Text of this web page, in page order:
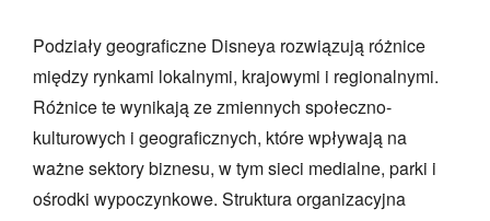
Podziały geograficzne Disneya rozwiązują różnice
między rynkami lokalnymi, krajowymi i regionalnymi.
Różnice te wynikają ze zmiennych społeczno-
kulturowych i geograficznych, które wpływają na
ważne sektory biznesu, w tym sieci medialne, parki i
ośrodki wypoczynkowe. Struktura organizacyjna